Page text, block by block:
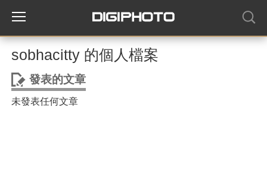
sobhacitty 的個人檔案
發表的文章
未發表任何文章